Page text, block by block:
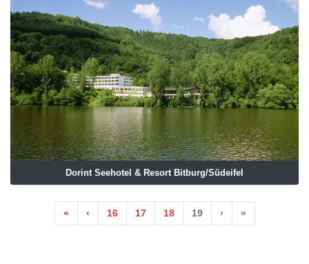
Dorint Seehotel & Resort Bitburg/Südeifel
«Anfang
‹Vorherige
16 17 18 19 ›Nächste
»Ende